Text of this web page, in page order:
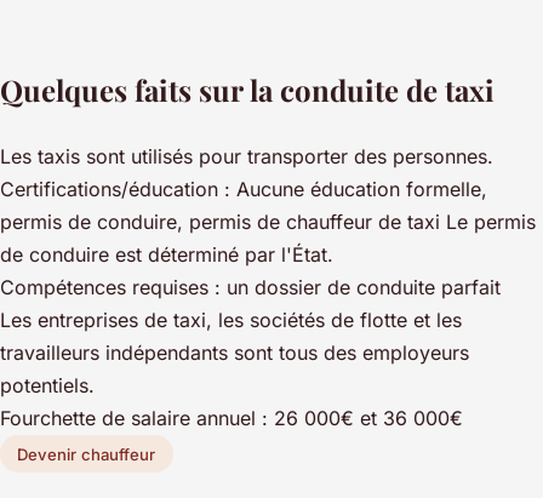
Quelques faits sur la conduite de taxi
Les taxis sont utilisés pour transporter des personnes.
Certifications/éducation : Aucune éducation formelle,
permis de conduire, permis de chauffeur de taxi Le permis
de conduire est déterminé par l'État.
Compétences requises : un dossier de conduite parfait
Les entreprises de taxi, les sociétés de flotte et les
travailleurs indépendants sont tous des employeurs
potentiels.
Fourchette de salaire annuel : 26 000€ et 36 000€
Devenir chauffeur